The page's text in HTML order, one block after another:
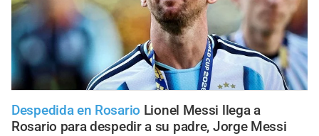
Despedida en Rosario Lionel Messi llega a
Rosario para despedir a su padre, Jorge Messi